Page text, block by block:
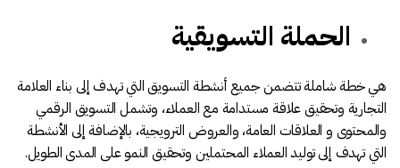
الحملة التسويقية
هي خطة شاملة تتضمن جميع أنشطة التسويق التي تهدف إلى بناء العلامة
التجارية وتحقيق علاقة مستدامة مع العملاء، وتشمل التسويق الرقمي
والمحتوى و العلاقات العامة، والعروض الترويجية، بالإضافة إلى الأنشطة
التي تهدف إلى توليد العملاء المحتملين وتحقيق النمو على المدى الطويل.